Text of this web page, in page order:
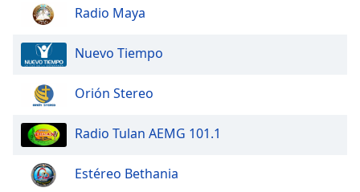
Radio Maya
Nuevo Tiempo
Orión Stereo
Radio Tulan AEMG 101.1
Estéreo Bethania